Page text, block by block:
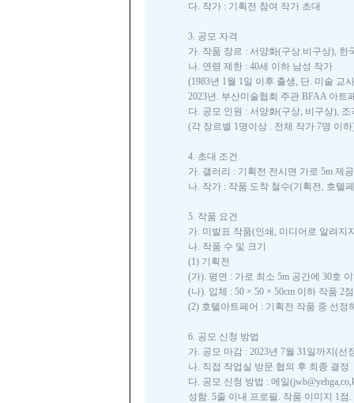
다. 작가 : 기획전 참여 작가 초대
3. 공모 자격
가. 작품 장르 : 서양화(구상.비구상), 한
나. 연령 제한 : 40세 이하 남성 작가
(1983년 1월 1일 이후 출생, 단. 미술 교
2023년. 부산미술협회 주관 BFAA 아트
다. 공모 인원 : 서양화(구상, 비구상),
(각 장르별 1명이상 . 전체 작가 7명 이하
4. 초대 조건
가. 갤러리 : 기획전 전시면 가로 5m 제
나. 작가 : 작품 도착 철수(기획전, 호텔
5. 작품 요건
가. 미발표 작품(인쇄, 미디어로 알려지
나. 작품 수 및 크기
(1) 기획전
(가). 평면 : 가로 최소 5m 공간에 30호
(나). 입체 : 50 × 50 × 50cm 이하 작품 2
(2) 호텔아트페어 : 기획전 작품 중 선정
6. 공모 신청 방법
가. 공모 마감 : 2023년 7월 31일까지(선
나. 직접 작업실 방문 협의 후 최종 결정
다. 공모 신청 방법 : 메일
성함. 5줄 이내 프로필. 작품 이미지 1점